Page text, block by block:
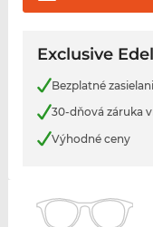
Exclusive
Bezplatné
30-dňová záruka
Výhodné ceny